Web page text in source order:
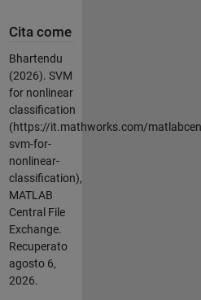
Cita come
Bhartendu
(2026). SVM
for nonlinear
classification
(https://it.mathworks.com/
svm-for-
nonlinear-
classification),
MATLAB
Central File
Exchange.
Recuperato
agosto 6,
2026.